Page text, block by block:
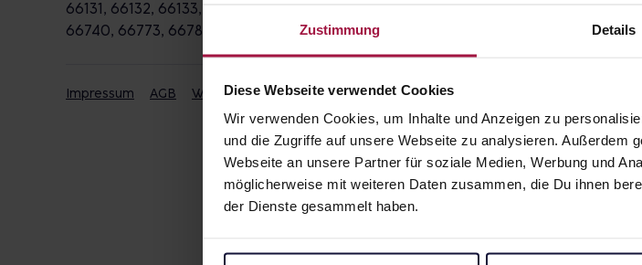
Zustimmung Details
Diese Webseite verwendet Cookies
Wir verwenden Cookies, um Inhalte und Anzeigen zu
und die Zugriffe auf unsere Webseite zu analysieren. Außerdem
Webseite an unsere Partner für soziale Medien, Werbung und
möglicherweise mit weiteren Daten zusammen, die Du ihnen
der Dienste gesammelt haben.
66131, 66132, 66133, 66265, 66271, 66280, 66287, 66292, 66333, 66346, 66352,
66740, 66773, 66787, 66793, 66798, 66802, 66806
Impressum AGB Widerrufsbelehrung Datenschutz